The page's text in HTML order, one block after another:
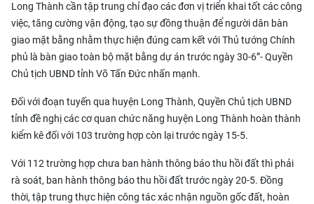
Long Thành cần tập trung chỉ đạo các đơn vị triển khai tốt các công
việc, tăng cường vận động, tạo sự đồng thuận để người dân bàn
giao mặt bằng nhằm thực hiện đúng cam kết với Thủ tướng Chính
phủ là bàn giao toàn bộ mặt bằng dự án trước ngày 30-6”- Quyền
Chủ tịch UBND tỉnh Võ Tấn Đức nhấn mạnh.
Đối với đoạn tuyến qua huyện Long Thành, Quyền Chủ tịch UBND
tỉnh đề nghị các cơ quan chức năng huyện Long Thành hoàn thành
kiểm kê đối với 103 trường hợp còn lại trước ngày 15-5.
Với 112 trường hợp chưa ban hành thông báo thu hồi đất thì phải
rà soát, ban hành thông báo thu hồi đất trước ngày 20-5. Đồng
thời, tập trung thực hiện công tác xác nhận nguồn gốc đất, hoàn